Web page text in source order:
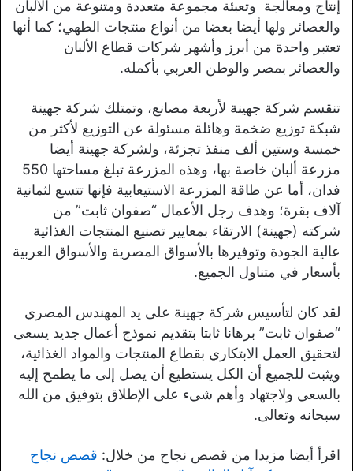
إنتاج ومعالجة وتعبئة مجموعة متعددة ومتنوعة من الألبان
والعصائر ولها أيضا بعضا من أنواع منتجات الطهي؛ كما أنها
تعتبر واحدة من أبرز وأشهر شركات قطاع الألبان
والعصائر بمصر والوطن العربي بأكمله.
تنقسم شركة جهينة لأربعة مصانع، وتمتلك شركة جهينة
شبكة توزيع ضخمة وهائلة مسئولة عن التوزيع لأكثر من
خمسة وستين ألف منفذ تجزئة، ولشركة جهينة أيضا
مزرعة ألبان خاصة بها، وهذه المزرعة تبلغ مساحتها 550
فدان، أما عن طاقة المزرعة الاستيعابية فإنها تتسع لثمانية
آلاف بقرة؛ وهدف رجل الأعمال “صفوان ثابت” من
شركته (جهينة) الارتقاء بمعايير تصنيع المنتجات الغذائية
عالية الجودة وتوفيرها بالأسواق المصرية والأسواق العربية
بأسعار في متناول الجميع.
لقد كان لتأسيس شركة جهينة على يد المهندس المصري
“صفوان ثابت” برهانا ثابتا بتقديم نموذج أعمال جديد يسعى
لتحقيق العمل الابتكاري بقطاع المنتجات والمواد الغذائية،
ويثبت للجميع أن الكل يستطيع أن يصل إلى ما يطمح إليه
بالسعي ولاجتهاد وأهم شيء على الإطلاق بتوفيق من الله
سبحانه وتعالى.
اقرأ أيضا مزيدا من قصص نجاح من خلال: قصص نجاح